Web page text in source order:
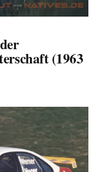
(1963